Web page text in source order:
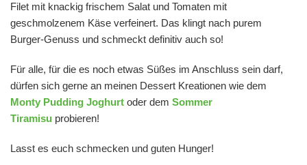
Filet mit knackig frischem Salat und Tomaten mit
geschmolzenem Käse verfeinert. Das klingt nach purem
Burger-Genuss und schmeckt definitiv auch so!
Für alle, für die es noch etwas Süßes im Anschluss sein darf,
dürfen sich gerne an meinen Dessert Kreationen wie dem
Monty Pudding Joghurt oder dem Sommer
Tiramisu probieren!
Lasst es euch schmecken und guten Hunger!